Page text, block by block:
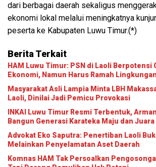
dari berbagai daerah sekaligus
ekonomi lokal melalui meningkatnya
peserta ke Kabupaten Luwu Timur.(*)
Berita Terkait
HAM Luwu Timur: PSN di Laoli Berpotensi
Ekonomi, Namun Harus Ramah Lingkungan
Masyarakat Asli Lampia Minta LBH
Laoli, Dinilai Jadi Pemicu Provokasi
INKAI Luwu Timur Resmi Terbentuk,
Bangun Generasi Karateka Maju dan Juara
Advokat Eko Saputra: Penertiban Laoli
Melainkan Penyelamatan Aset Daerah
Komnas HAM Tak Persoalkan